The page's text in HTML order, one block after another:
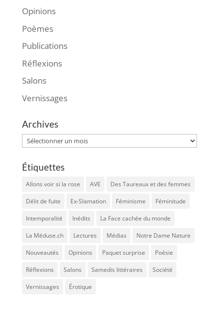
Opinions
Poèmes
Publications
Réflexions
Salons
Vernissages
Archives
Archives
Étiquettes
Allons voir si la rose AVE Des Taureaux et des femmes
Délit de fuite Ex-Slamation Féminisme Féminitude
Intemporalité Inédits La Face cachée du monde
La Méduse.ch Lectures Médias Notre Dame Nature
Nouveautés Opinions Paquet surprise Poésie
Réflexions Salons Samedis littéraires Société
Vernissages Érotique